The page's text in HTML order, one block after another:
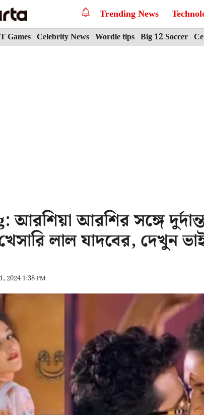
Trending News
Games Celebrity News Wordle tips Big 12 Soccer
আরশির সঙ্গে
লাল যাদবের, দেখুন
2024 1:38 PM